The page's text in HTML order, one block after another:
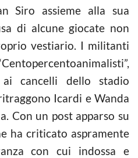
Siro assieme alla sua
di alcune giocate non
vestiario. I militanti
cancelli dello stadio
Icardi e Wanda
Con un post apparso su
ha criticato aspramente
con cui indossa e